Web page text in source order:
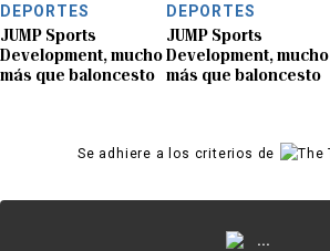
DEPORTES
JUMP Sports
Development, mucho
más que baloncesto
DEPORTES
JUMP Sports
Development, mucho
más que baloncesto
Se adhiere a los criterios de
...